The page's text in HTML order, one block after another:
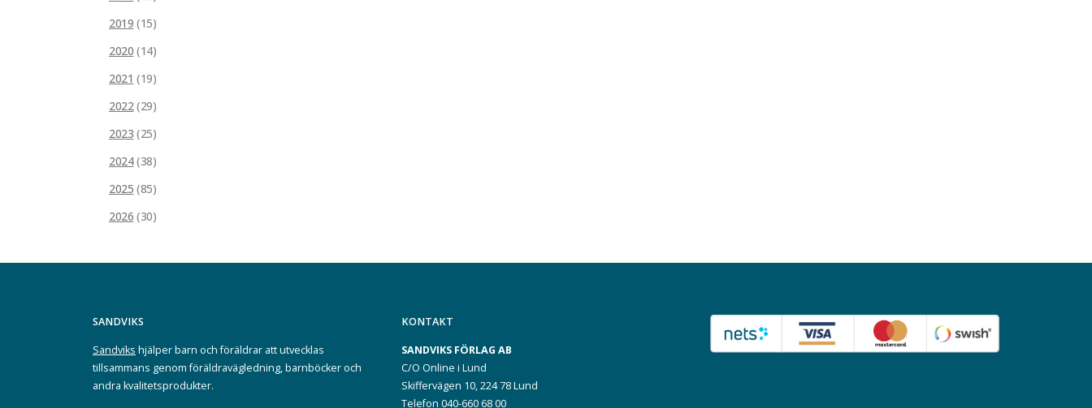
2019 (15)
2020 (14)
2021 (19)
2022(29)
2023 (25)
2024(38)
2025 (85)
2026 (30)
SANDVIKS
Sandviks hjälper barn och föräldrar att utvecklas
tillsammans genom föräldravägledning, barnböcker och
andra kvalitetsprodukter.
KONTAKT
SANDVIKS FÖRLAG AB
C/O Online i Lund
Skiffervägen 10, 224 78 Lund
Telefon 040-660 68 00